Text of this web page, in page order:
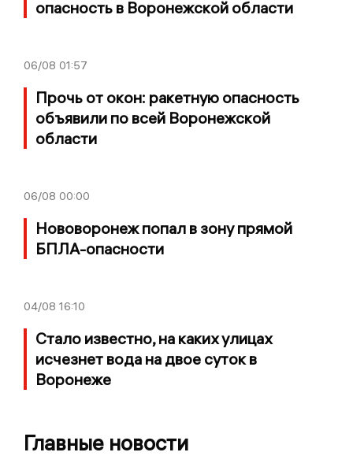
опасность в Воронежской области
06/08 01:57
Прочь от окон: ракетную опасность
объявили по всей Воронежской
области
06/08 00:00
Нововоронеж попал в зону прямой
БПЛА-опасности
04/08 16:10
Стало известно, на каких улицах
исчезнет вода на двое суток в
Воронеже
Главные новости